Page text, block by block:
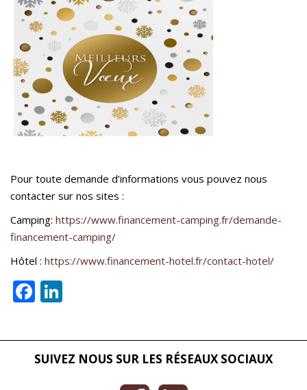
Pour toute demande d’informations vous pouvez nous
contacter sur nos sites :
Camping: https://www.financement-camping.fr/demande-
financement-camping/
Hôtel : https://www.financement-hotel.fr/contact-hotel/
Facebook
SUIVEZ NOUS SUR LES RÉSEAUX SOCIAUX